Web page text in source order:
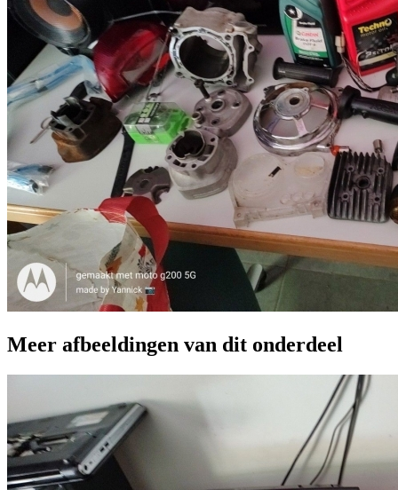
Meer afbeeldingen van dit onderdeel